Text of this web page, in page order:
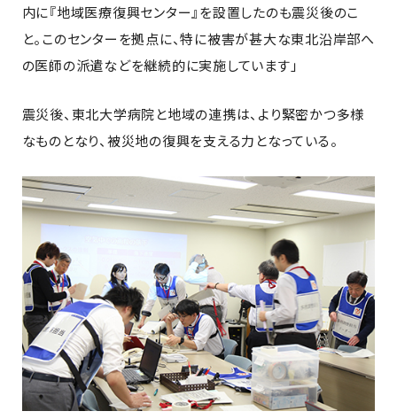
内に『地域医療復興センター』を設置したのも震災後のこ
と。このセンターを拠点に、特に被害が甚大な東北沿岸部へ
の医師の派遣などを継続的に実施しています」
震災後、東北大学病院と地域の連携は、より緊密かつ多様
なものとなり、被災地の復興を支える力となっている。